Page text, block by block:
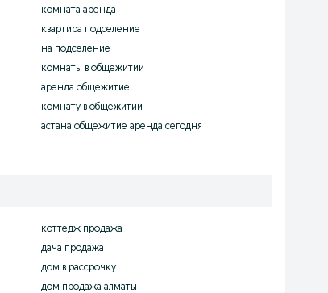
комната аренда
квартира подселение
на подселение
комнаты в общежитии
аренда общежитие
комнату в общежитии
астана общежитие аренда сегодня
коттедж продажа
дача продажа
дом в рассрочку
дом продажа алматы